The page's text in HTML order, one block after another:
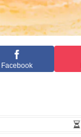
Facebook